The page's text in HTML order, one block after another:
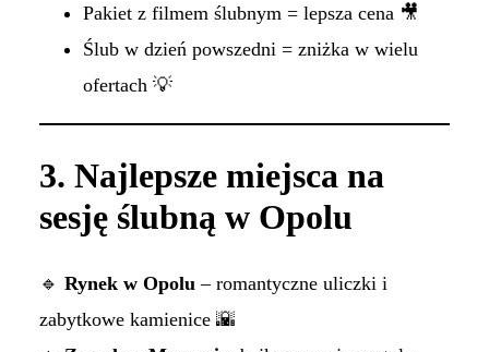
Pakiet z filmem ślubnym = lepsza cena 🎥
Ślub w dzień powszedni = zniżka w wielu
ofertach 💡
3. Najlepsze miejsca na
sesję ślubną w Opolu
🔹 Rynek w Opolu– romantyczne uliczki i
zabytkowe kamienice 🌇